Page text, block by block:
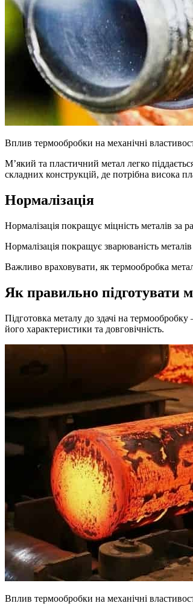
Вплив термообробки на механічні
М’який та пластичний метал легко
складних конструкцій, де потрібна висока
Нормалізація
Нормалізація покращує міцність металів
Нормалізація покращує зварюваність
Важливо враховувати, як термообробка
Як правильно підготувати
Підготовка металу до здачі на
його характеристики та довговічність.
Вплив термообробки на механічні